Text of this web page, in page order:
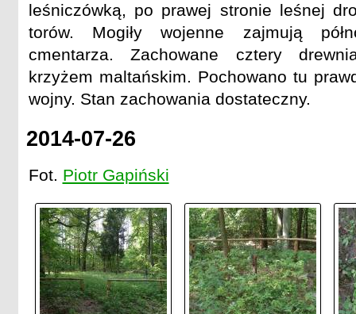
leśniczówką, po prawej stronie leśnej
torów. Mogiły wojenne zajmują
cmentarza. Zachowane cztery
krzyżem maltańskim. Pochowano tu
wojny. Stan zachowania dostateczny.
2014-07-26
Fot. Piotr Gapiński